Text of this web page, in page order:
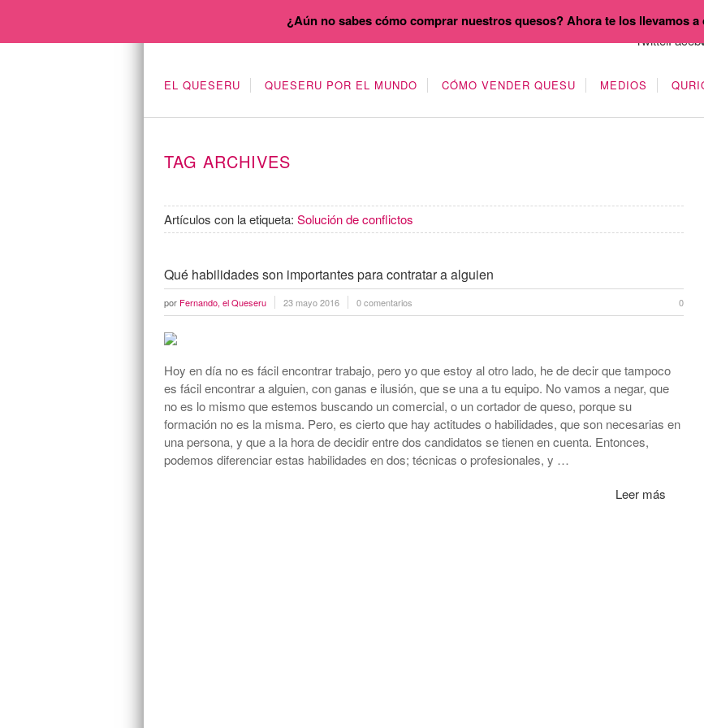
EL QUESERU QUESERU POR EL MUNDO CÓMO VENDER QUESU MEDIOS
TAG ARCHIVES
Artículos con la etiqueta: Solución de conflictos
Qué habilidades son importantes para contratar a alguien
por Fernando, el Queseru 23 mayo 2016 0 comentarios 0
Hoy en día no es fácil encontrar trabajo, pero yo que estoy al otro lado, he de decir que tampoco
es fácil encontrar a alguien, con ganas e ilusión, que se una a tu equipo. No vamos a negar, que
no es lo mismo que estemos buscando un comercial, o un cortador de queso, porque su
formación no es la misma. Pero, es cierto que hay actitudes o habilidades, que son necesarias en
una persona, y que a la hora de decidir entre dos candidatos se tienen en cuenta. Entonces,
podemos diferenciar estas habilidades en dos; técnicas o profesionales, y …
Leer más
¿Aún no sabes cómo comprar nuestros quesos? Ahora te los llevamos a